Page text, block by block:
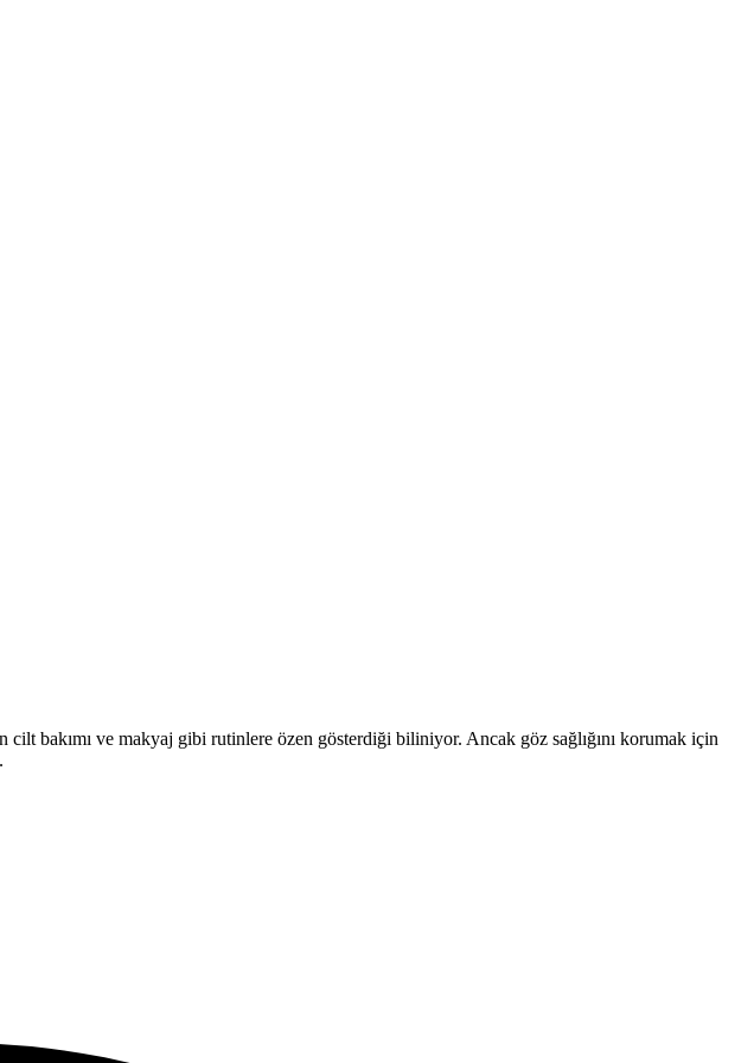
bakımı ve makyaj gibi rutinlere özen gösterdiği biliniyor. Ancak göz sağlığını korumak için